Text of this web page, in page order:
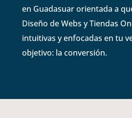
en Guadasuar orientada a
Diseño de Webs y Tiendas
intuitivas y enfocadas en tu
objetivo: la conversión.